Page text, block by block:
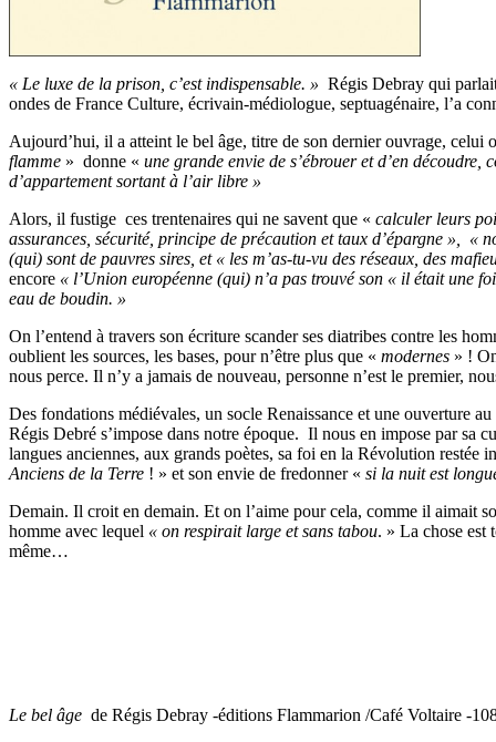
« Le luxe de la prison, c’est indispensable. » Régis Debray qui
ondes de France Culture, écrivain-médiologue, septuagénaire, l’a
Aujourd’hui, il a atteint le bel âge, titre de son dernier ouvrage,
flamme » donne « une grande envie de s’ébrouer et d’en découdre,
d’appartement sortant à l’air libre »
Alors, il fustige ces trentenaires qui ne savent que « calculer leurs
assurances, sécurité, principe de précaution et taux d’épargne », «
(qui) sont de pauvres sires, et « les m’as-tu-vu des réseaux, des
encore « l’Union européenne (qui) n’a pas trouvé son « il était une
eau de boudin. »
On l’entend à travers son écriture scander ses diatribes contre les
oublient les sources, les bases, pour n’être plus que « modernes » !
nous perce. Il n’y a jamais de nouveau, personne n’est le premier,
Des fondations médiévales, un socle Renaissance et une ouverture
Régis Debré s’impose dans notre époque. Il nous en impose par sa
langues anciennes, aux grands poètes, sa foi en la Révolution restée
Anciens de la Terre ! » et son envie de fredonner « si la nuit est
Demain. Il croit en demain. Et on l’aime pour cela, comme il aimait
homme avec lequel « on respirait large et sans tabou. » La chose est
même…
Le bel âge de Régis Debray -éditions Flammarion /Café Voltaire -